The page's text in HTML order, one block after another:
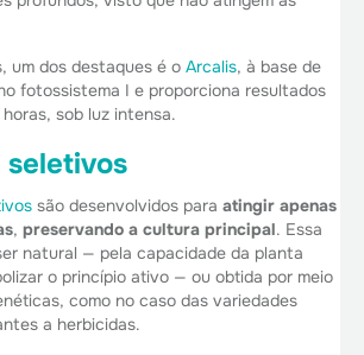
um dos destaques é o Arcalis, à base de
fotossistema I e proporciona resultados
sob luz intensa.
são desenvolvidos para atingir apenas
, preservando a cultura principal. Essa
natural — pela capacidade da planta
o princípio ativo — ou obtida por meio
como no caso das variedades
a herbicidas.